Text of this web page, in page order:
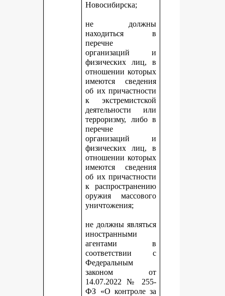
Новосибирска;
не должны
находиться в
перечне
организаций и
физических лиц, в
отношении которых
имеются сведения
об их причастности
к экстремистской
деятельности или
терроризму, либо в
перечне
организаций и
физических лиц, в
отношении которых
имеются сведения
об их причастности
к распространению
оружия массового
уничтожения;
не должны являться
иностранными
агентами в
соответствии с
Федеральным
законом от
14.07.2022 № 255-
ФЗ «О контроле за